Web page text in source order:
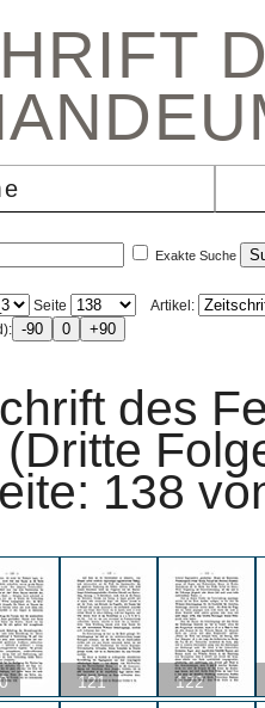
Exakte Suche
Seite
Artikel:
des
138
121 122